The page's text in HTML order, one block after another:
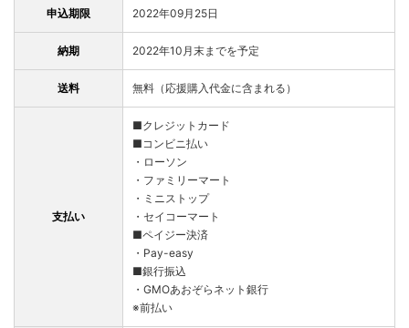
申込期限 2022年09月25日
納期 2022年10月末までを予定
送料 無料（応援購入代金に含まれる）
支払い
■クレジットカード
■コンビニ払い
・ローソン
・ファミリーマート
・ミニストップ
・セイコーマート
■ペイジー決済
・Pay-easy
■銀行振込
・GMOあおぞらネット銀行
※前払い